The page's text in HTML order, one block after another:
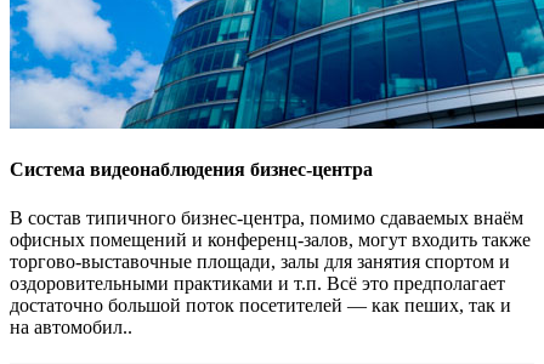
Система видеонаблюдения бизнес-центра
В состав типичного бизнес-центра, помимо сдаваемых внаём
офисных помещений и конференц-залов, могут входить также
торгово-выставочные площади, залы для занятия спортом и
оздоровительными практиками и т.п. Всё это предполагает
достаточно большой поток посетителей — как пеших, так и
на автомобил..